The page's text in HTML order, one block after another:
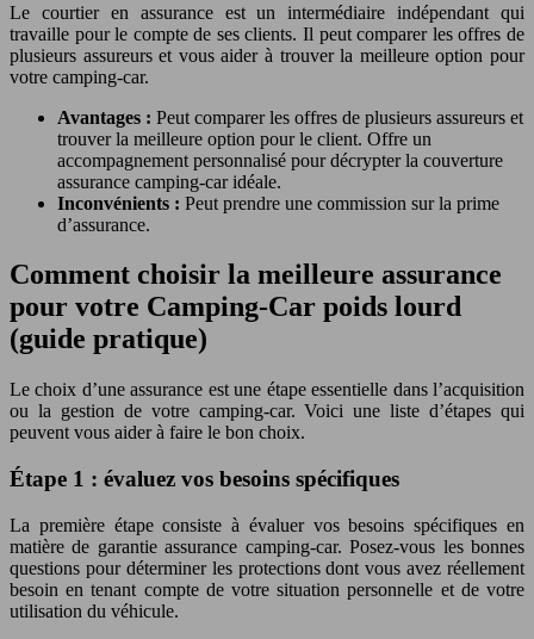
Le courtier en assurance est un intermédiaire indépendant qui
travaille pour le compte de ses clients. Il peut comparer les offres de
plusieurs assureurs et vous aider à trouver la meilleure option pour
votre camping-car.
Avantages : Peut comparer les offres de plusieurs assureurs et
trouver la meilleure option pour le client. Offre un
accompagnement personnalisé pour décrypter la couverture
assurance camping-car idéale.
Inconvénients : Peut prendre une commission sur la prime
d’assurance.
Comment choisir la meilleure assurance
pour votre Camping-Car poids lourd
(guide pratique)
Le choix d’une assurance est une étape essentielle dans l’acquisition
ou la gestion de votre camping-car. Voici une liste d’étapes qui
peuvent vous aider à faire le bon choix.
Étape 1 : évaluez vos besoins spécifiques
La première étape consiste à évaluer vos besoins spécifiques en
matière de garantie assurance camping-car. Posez-vous les bonnes
questions pour déterminer les protections dont vous avez réellement
besoin en tenant compte de votre situation personnelle et de votre
utilisation du véhicule.